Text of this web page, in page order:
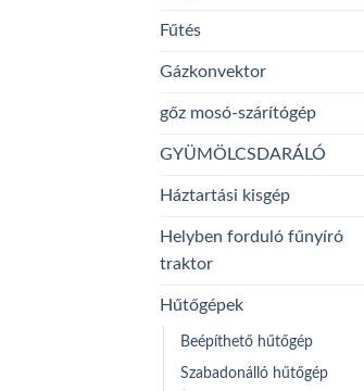
Fűtés
Gázkonvektor
gőz mosó-szárítógép
GYÜMÖLCSDARÁLÓ
Háztartási kisgép
Helyben forduló fűnyíró
traktor
Hűtőgépek
Beépíthető hűtőgép
Szabadonálló hűtőgép